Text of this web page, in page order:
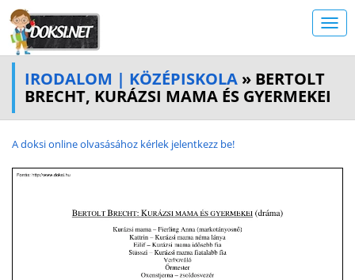
IRODALOM | KÖZÉPISKOLA » BERTOLT
BRECHT, KURÁZSI MAMA ÉS GYERMEKEI
A doksi online olvasásához kérlek jelentkezz be!